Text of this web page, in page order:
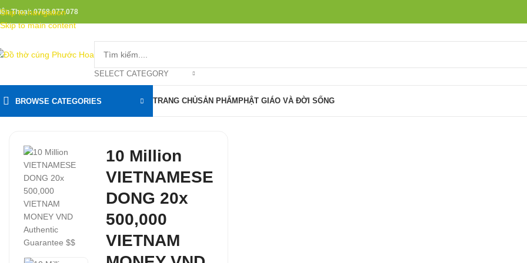
Skip to navigation
Skip to main content
Thoại: 0768.077.078
SELECT CATEGORY
BROWSE CATEGORIES TRANG CHỦSẢN PHẨM PHẬT GIÁO VÀ ĐỜI SỐNG
10 Million
VIETNAMESE
DONG 20x
500,000
VIETNAM